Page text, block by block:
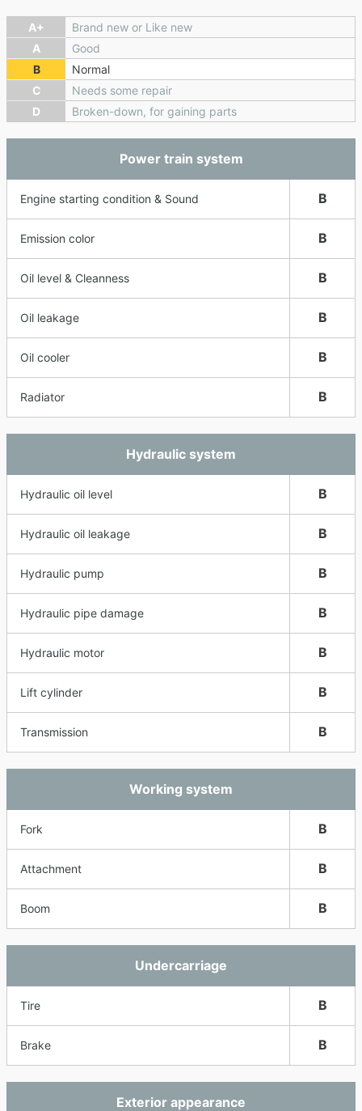
A+
Brand new or Like new
A
Good
B
Normal
C
Needs some repair
D
Broken-down, for gaining parts
Power train system
Engine starting condition & Sound B
Emission color B
Oil level & Cleanness B
Oil leakage B
Oil cooler B
Radiator B
Hydraulic system
Hydraulic oil level B
Hydraulic oil leakage B
Hydraulic pump B
Hydraulic pipe damage B
Hydraulic motor B
Lift cylinder B
Transmission B
Working system
Fork B
Attachment B
Boom B
Undercarriage
Tire B
Brake B
Exterior appearance